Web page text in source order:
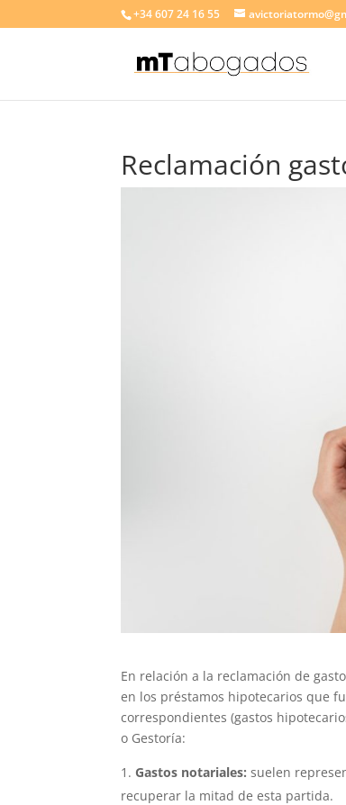
+34 607 24 16 55
Reclamación
En relación a la reclamación de
en los préstamos hipotecarios que
correspondientes (gastos
o Gestoría:
Gastos notariales:suelen
recuperar la mitad de esta partida.